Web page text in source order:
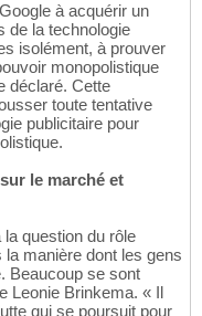
à acquérir un
de la technologie
isolément, à prouver
monopolistique
déclaré. Cette
toute tentative
publicitaire pour
le marché et
question du rôle
manière dont les gens
Beaucoup se sont
Leonie Brinkema. « Il
qui se poursuit pour